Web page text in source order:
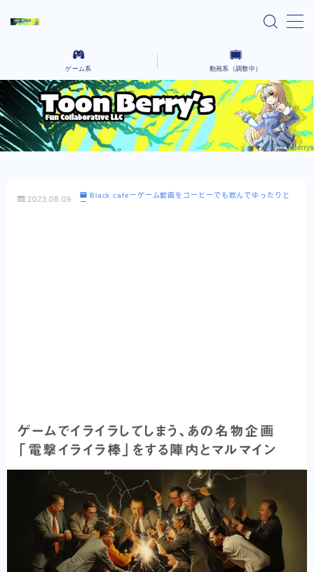
home
Ai lain spear head-気になる話題のゲーム- 気になるニュースや気になったYoutubeなどを語っていく場所です。
Black cafeーゲーム動画をコーヒーでも飲んで
コーヒーを飲みながら、さまざまなクリエイティブな作品を語るないようです。
ゲーム系 動画系（調整中）
2023.08.09
Black cafeーゲーム動画をコーヒーでも飲んでゆったりと
ー
ゲームでイライラしてしまう、あの名物企画
「電撃イライラ棒」をする陣内とマルマイン